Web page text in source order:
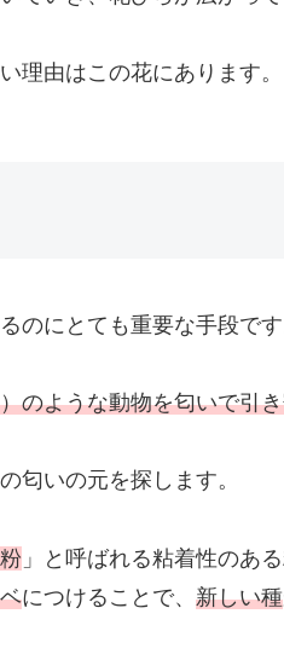
理由はこの花にあります。
のにとても重要な手段です
のような動物を匂いで引
匂いの元を探します。
」と呼ばれる粘着性のあ
につけることで、 新しい種